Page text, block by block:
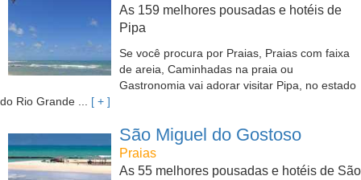
As 159 melhores pousadas e hotéis de
Pipa
Se você procura por Praias, Praias com faixa
de areia, Caminhadas na praia ou
Gastronomia vai adorar visitar Pipa, no estado
do Rio Grande ... [ + ]
São Miguel do Gostoso
Praias
As 55 melhores pousadas e hotéis de São